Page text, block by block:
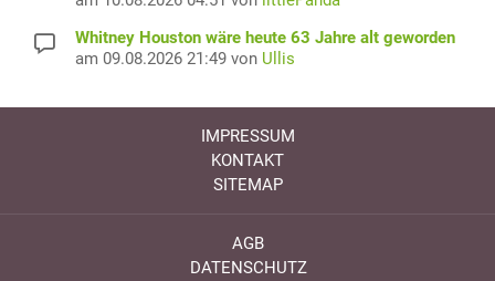
Whitney Houston wäre heute 63 Jahre alt geworden
am 09.08.2026 21:49 von Ullis
IMPRESSUM
KONTAKT
SITEMAP
AGB
DATENSCHUTZ